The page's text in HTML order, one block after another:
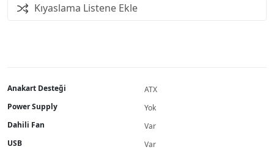
Kıyaslama Listene Ekle
Anakart Desteği
ATX
Power Supply
Yok
Dahili Fan
Var
USB
Var